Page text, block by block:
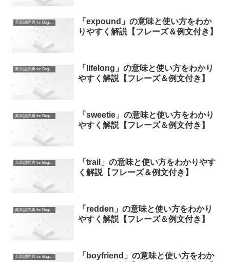
英単語辞典 for Beginners
「expound」の意味と使い方をわか
りやすく解説【フレーズ＆例文付き】
英単語辞典 for Beginners
「lifelong」の意味と使い方をわかり
やすく解説【フレーズ＆例文付き】
英単語辞典 for Beginners
「sweetie」の意味と使い方をわかり
やすく解説【フレーズ＆例文付き】
英単語辞典 for Beginners
「trail」の意味と使い方をわかりやす
く解説【フレーズ＆例文付き】
英単語辞典 for Beginners
「redden」の意味と使い方をわかり
やすく解説【フレーズ＆例文付き】
英単語辞典 for Beginners
「boyfriend」の意味と使い方をわか